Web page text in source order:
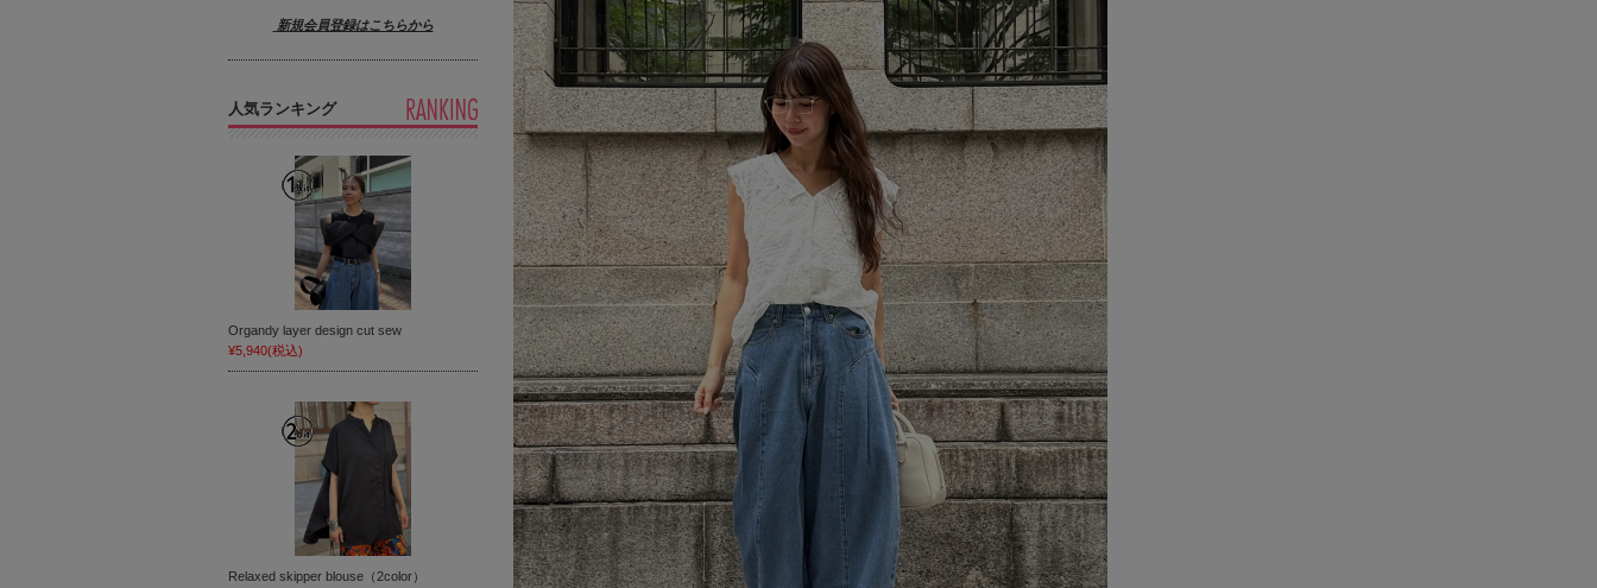
新規会員登録はこちらから
人気ランキング
Organdy layer design cut sew
¥5,940(税込)
Relaxed skipper blouse（2color）